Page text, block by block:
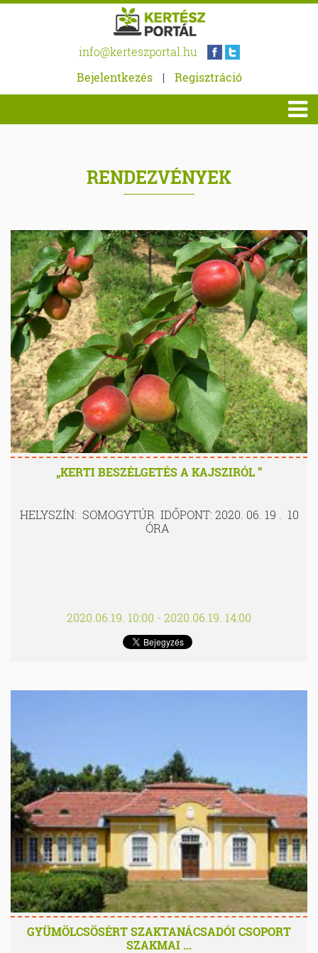
info@kerteszportal.hu
Bejelentkezés
| Regisztráció
RENDEZVÉNYEK
„KERTI BESZÉLGETÉS A KAJSZIRÓL ”
HELYSZÍN: SOMOGYTÚR IDŐPONT: 2020. 06. 19 . 10
ÓRA
2020.06.19. 10:00 - 2020.06.19. 14:00
GYÜMÖLCSÖSÉRT SZAKTANÁCSADÓI CSOPORT
SZAKMAI ...